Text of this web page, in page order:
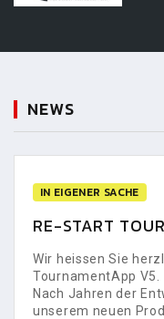
NEWS
IN EIGENER SACHE
RE-START
Wir heissen Sie
TournamentApp V5.
Nach Jahren der
unserem neuen